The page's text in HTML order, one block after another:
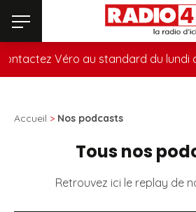
Véro au standard du lundi
Accueil > Nos podcasts
Tous nos
Retrouvez ici le replay de